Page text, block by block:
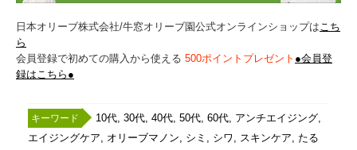
日本オリーブ株式会社/牛窓オリーブ園公式オンラインショップはこち
ら
会員登録で初めての購入から使える 500ポイントプレゼント ●会員登
録はこちら●
10代 30代 40代 50代 60代 アンチエイジング
エイジングケア オリーブマノン シミ シワ スキンケア
たる